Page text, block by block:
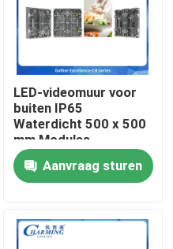
LED-videomuur voor
buiten IP65
Waterdicht 500 x 500
mm Modules
Lichtgewicht 7,9 kg
Onderhoud aan de
achterkant Ideaal voor
buitenevenementen
Aanvraag sturen